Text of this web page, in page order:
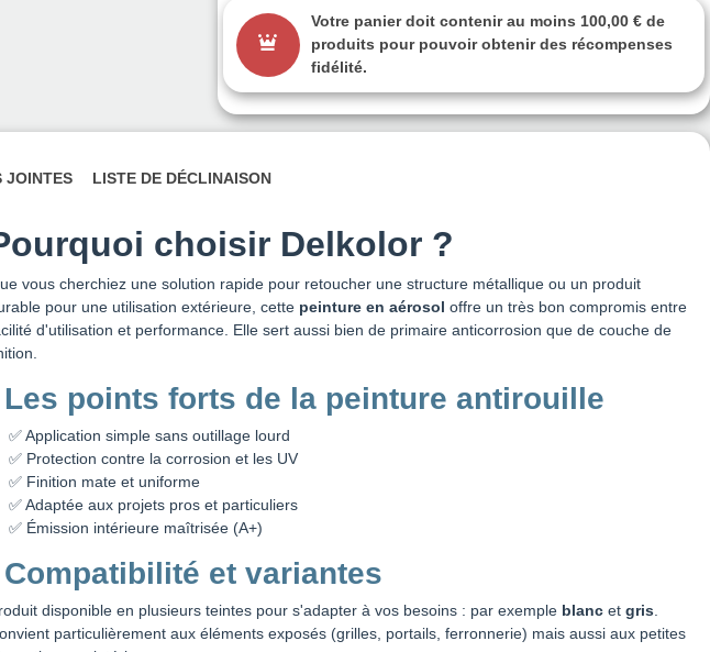
Votre panier doit contenir au moins 100,00 € de
produits pour pouvoir obtenir des récompenses
fidélité.
JOINTES LISTE DE DÉCLINAISON
choisir Delkolor ?
vous cherchiez une solution rapide pour retoucher une structure métallique ou un produit
pour une utilisation extérieure, cette peinture en aérosol offre un très bon compromis entre
d'utilisation et performance. Elle sert aussi bien de primaire anticorrosion que de couche de
Les points forts de la peinture antirouille
✅ Application simple sans outillage lourd
✅ Protection contre la corrosion et les UV
✅ Finition mate et uniforme
✅ Adaptée aux projets pros et particuliers
✅ Émission intérieure maîtrisée (A+)
Compatibilité et variantes
disponible en plusieurs teintes pour s'adapter à vos besoins : par exemple blanc et gris.
particulièrement aux éléments exposés (grilles, portails, ferronnerie) mais aussi aux petites